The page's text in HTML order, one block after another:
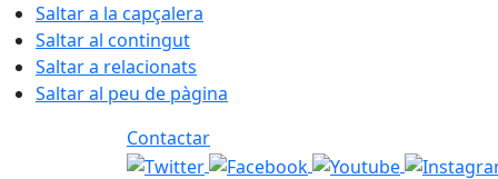
Saltar a la capçalera
Saltar al contingut
Saltar a relacionats
Saltar al peu de pàgina
Contactar